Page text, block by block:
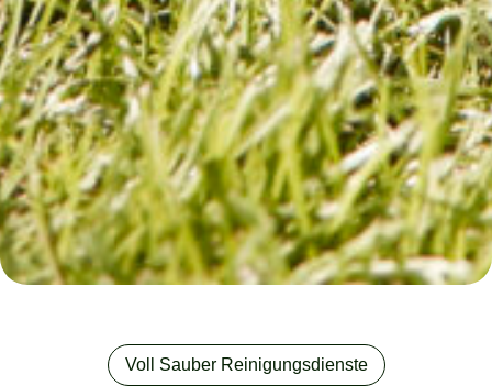
Voll Sauber Reinigungsdienste